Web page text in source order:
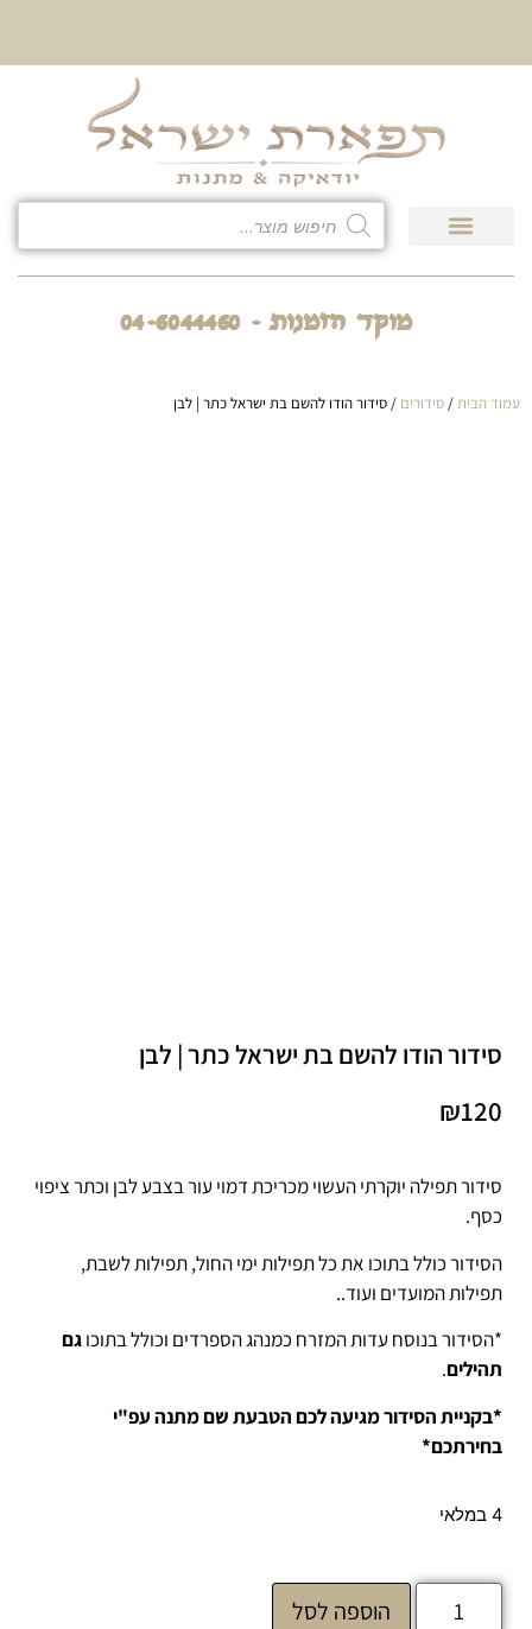
מוקד הזמנות - 04-6044460
עמוד הבית/ סידורים / סידור הודו להשם בת ישראל כתר | לבן
סידור הודו להשם בת ישראל כתר | לבן
₪120
סידור תפילה יוקרתי העשוי מכריכת דמוי עור בצבע לבן וכתר ציפוי
כסף.
הסידור כולל בתוכו את כל תפילות ימי החול, תפילות לשבת,
תפילות המועדים ועוד..
*הסידור בנוסח עדות המזרח כמנהג הספרדים וכולל בתוכוגם
תהילים.
*בקניית הסידור מגיעה לכם הטבעת שם מתנה עפ"י
בחירתכם*
4 במלאי
הוספה לסל